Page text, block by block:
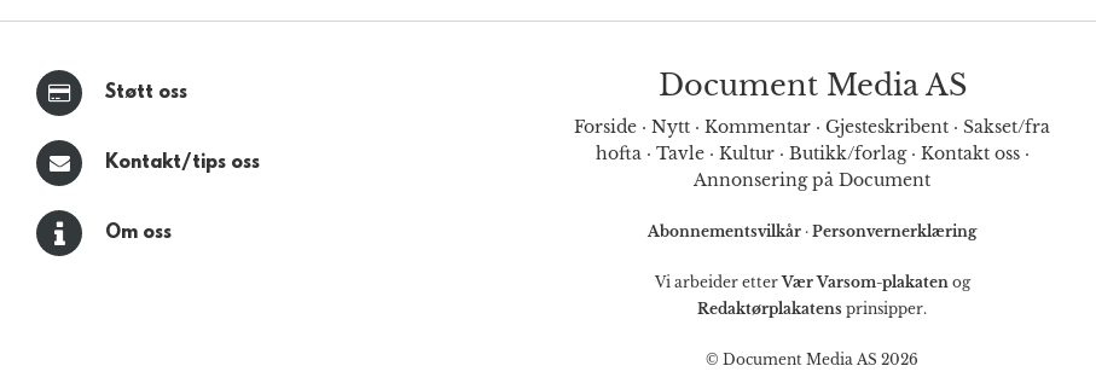
Støtt oss
Kontakt/tips oss
Om oss
Document Media AS
Forside · Nytt · Kommentar · Gjesteskribent · Sakset/fra
hofta· Tavle· Kultur· Butikk/forlag· Kontakt oss·
Annonsering på Document
Abonnementsvilkår · Personvernerklæring
Vi arbeider etterVær Varsom-plakatenog
Redaktørplakatens prinsipper.
© Document Media AS 2026